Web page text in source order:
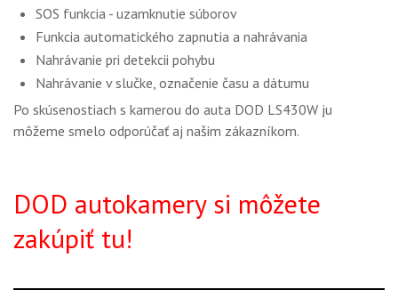
SOS funkcia - uzamknutie súborov
Funkcia automatického zapnutia a nahrávania
Nahrávanie pri detekcii pohybu
Nahrávanie v slučke, označenie času a dátumu
Po skúsenostiach s kamerou do auta DOD LS430W ju
môžeme smelo odporúčať aj našim zákazníkom.
DOD autokamery si môžete
zakúpiť tu!